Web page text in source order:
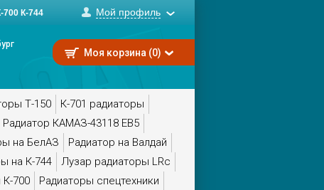
К-744 Мой профиль
Моя корзина (0)
Т-150
К-701 радиаторы
Радиатор КАМАЗ-43118 ЕВ5
на БелАЗ
Радиатор на Валдай
на К-744
Лузар радиаторы LRc
К-700 Радиаторы спецтехники